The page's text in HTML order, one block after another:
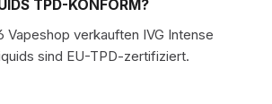
TPD-KONFORM?
Vapeshop verkauften IVG Intense
sind EU-TPD-zertifiziert.